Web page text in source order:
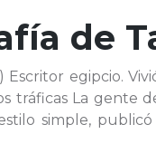
de
Escritor egipcio.
tráficas La gente
simple,